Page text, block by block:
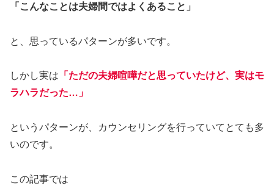
「こんなことは夫婦間ではよくあること」
と、思っているパターンが多いです。
しかし実は 「ただの夫婦喧嘩だと思っていたけど、実はモ
ラハラだった…」
というパターンが、カウンセリングを行っていてとても多
いのです。
この記事では